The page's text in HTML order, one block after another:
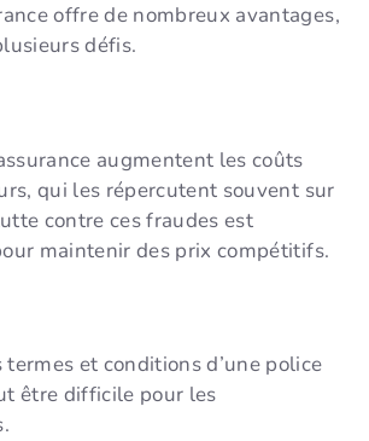
offre de nombreux avantages,
défis.
augmentent les coûts
qui les répercutent souvent sur
contre ces fraudes est
maintenir des prix compétitifs.
termes et conditions d’une police
être difficile pour les